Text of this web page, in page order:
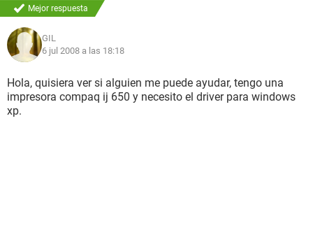
Mejor respuesta
GIL
6 jul 2008 a las 18:18
Hola, quisiera ver si alguien me puede ayudar, tengo una
impresora compaq ij 650 y necesito el driver para windows
xp.